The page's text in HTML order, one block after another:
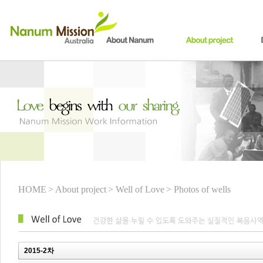
HOME > About project > Well of Love > Photos of wells
2015-2차